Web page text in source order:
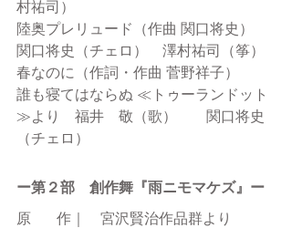
村祐司）
陸奥プレリュード（作曲 関口将史）
関口将史（チェロ）　澤村祐司（筝）
春なのに（作詞・作曲 菅野祥子）
誰も寝てはならぬ ≪トゥーランドット
≫より　福井　敬（歌）　　関口将史
（チェロ）
ー第２部　創作舞『雨ニモマケズ』ー
原   　作｜　宮沢賢治作品群より